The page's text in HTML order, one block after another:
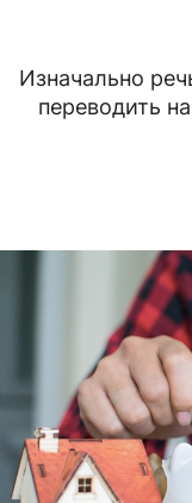
Изначально
переводить